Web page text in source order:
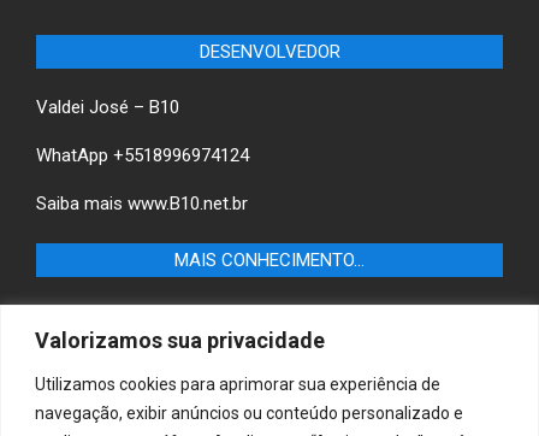
Valorizamos sua privacidade
Utilizamos cookies para aprimorar sua experiência de
navegação, exibir anúncios ou conteúdo personalizado e
DESENVOLVEDOR
Valdei José – B10
WhatApp +5518996974124
Saiba mais www.B10.net.br
MAIS CONHECIMENTO…
Castilho-SP e descubra as melhores empresas e serviços
locais.
B10 Brasil – Informação e Poder